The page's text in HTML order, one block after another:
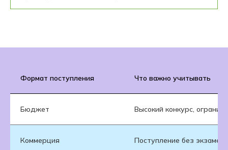
Формат поступления Что важно учитывать
Бюджет Высокий конкурс,
Коммерция Поступление без